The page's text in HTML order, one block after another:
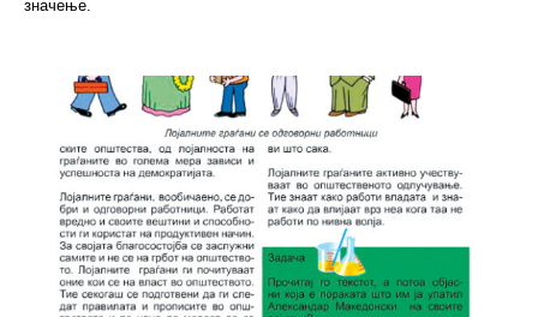
значење.